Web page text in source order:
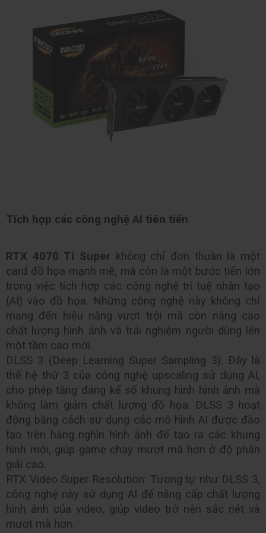
Tích hợp các công nghệ AI tiên tiến
RTX 4070 Ti Super không chỉ đơn thuần là một
card đồ họa mạnh mẽ, mà còn là một bước tiến lớn
trong việc tích hợp các công nghệ trí tuệ nhân tạo
(AI) vào đồ họa. Những công nghệ này không chỉ
mang đến hiệu năng vượt trội mà còn nâng cao
chất lượng hình ảnh và trải nghiệm người dùng lên
một tầm cao mới.
DLSS 3 (Deep Learning Super Sampling 3): Đây là
thế hệ thứ 3 của công nghệ upscaling sử dụng AI,
cho phép tăng đáng kể số khung hình hình ảnh mà
không làm giảm chất lượng đồ họa. DLSS 3 hoạt
động bằng cách sử dụng các mô hình AI được đào
tạo trên hàng nghìn hình ảnh để tạo ra các khung
hình mới, giúp game chạy mượt mà hơn ở độ phân
giải cao.
RTX Video Super Resolution: Tương tự như DLSS 3,
công nghệ này sử dụng AI để nâng cấp chất lượng
hình ảnh của video, giúp video trở nên sắc nét và
mượt mà hơn.